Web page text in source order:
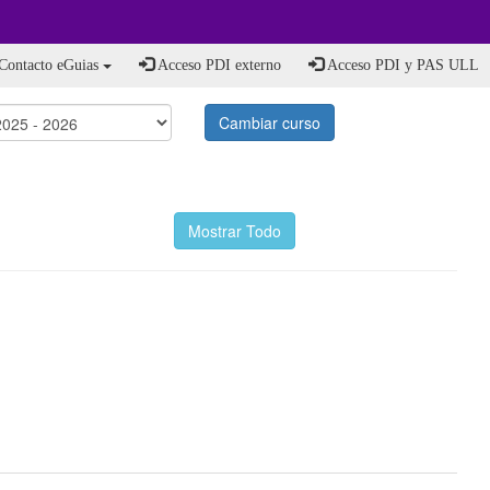
eGuias Acceso PDI externo Acceso PDI y PAS ULL
Cambiar curso
Mostrar Todo